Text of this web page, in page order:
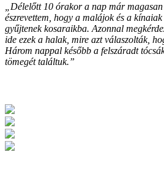
„Délelőtt 10 órakor a nap már
észrevettem, hogy a malájok és a
gyűjtenek kosaraikba. Azonnal
ide ezek a halak, mire azt válaszolták,
Három nappal később a felszáradt
tömegét találtuk.”